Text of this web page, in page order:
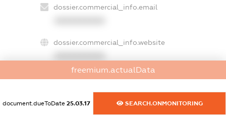
dossier.commercial_info.email
dossier.commercial_info.website
dossier.commercial_info.activity
XXXXXXXXXX
freemium.actualData
document.dueToDate 25.03.17 SEARCH.ONMONITORING